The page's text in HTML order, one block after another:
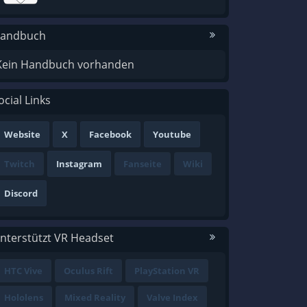
Handbuch vorhanden
Links
Website X Facebook Youtube
Twitch Instagram Fanseite Wiki
Discord
VR Headset
HTC Vive Oculus Rift PlayStation VR
Hololens Mixed Reality Valve Index